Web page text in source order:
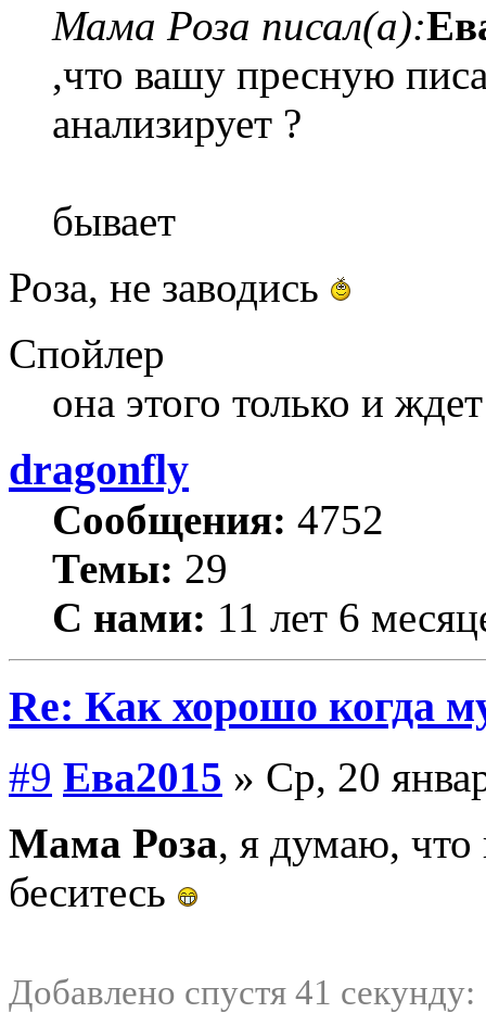
Мама Роза писал(а):
,что вашу пресную
анализирует ?
бывает
Роза, не заводись
Спойлер
она этого только и
dragonfly
Сообщения: 4752
Темы: 29
С нами: 11 лет 6
Re: Как хорошо когда
#9 Ева2015 » Ср, 20
Мама Роза, я думаю, что
беситесь
Добавлено спустя 41 секунду: